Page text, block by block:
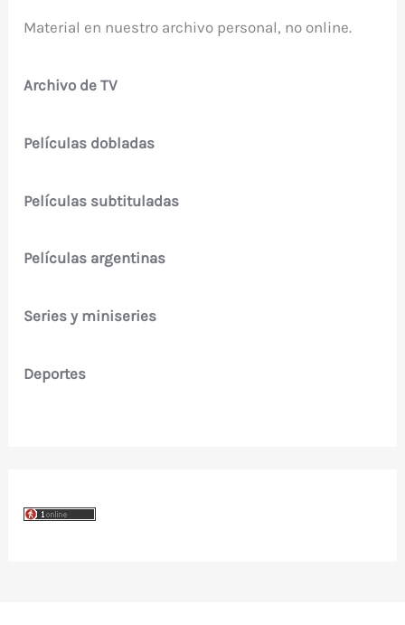
Material en nuestro archivo personal, no online.
Archivo de TV
Películas dobladas
Películas subtituladas
Películas argentinas
Series y miniseries
Deportes